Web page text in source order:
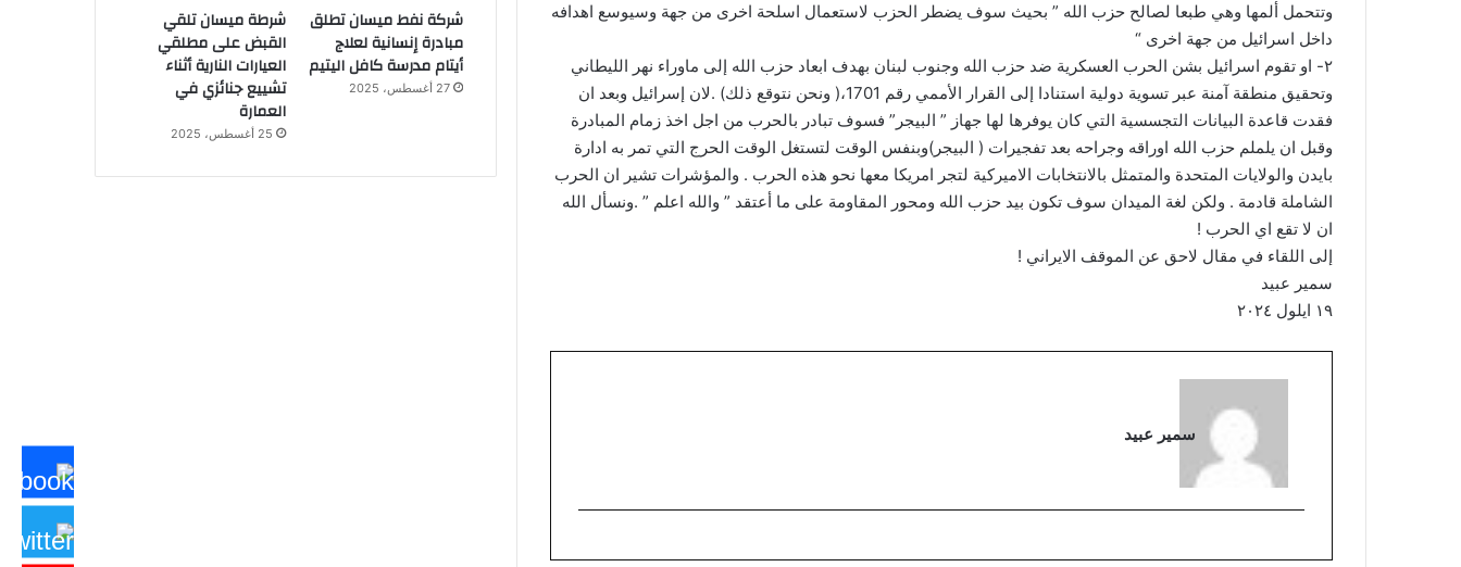
وتتحمل ألمها وهي طبعا لصالح حزب الله ” بحيث سوف يضطر الحزب لاستعمال اسلحة اخرى من جهة وسيوسع اهدافه
داخل اسرائيل من جهة اخرى “
٢- او تقوم اسرائيل بشن الحرب العسكرية ضد حزب الله وجنوب لبنان بهدف ابعاد حزب الله إلى ماوراء نهر الليطاني
وتحقيق منطقة آمنة عبر تسوية دولية استنادا إلى القرار الأممي رقم 1701،( ونحن نتوقع ذلك) .لان إسرائيل وبعد ان
فقدت قاعدة البيانات التجسسية التي كان يوفرها لها جهاز ” البيجر” فسوف تبادر بالحرب من اجل اخذ زمام المبادرة
وقبل ان يلملم حزب الله اوراقه وجراحه بعد تفجيرات ( البيجر)وبنفس الوقت لتستغل الوقت الحرج التي تمر به ادارة
بايدن والولايات المتحدة والمتمثل بالانتخابات الاميركية لتجر امريكا معها نحو هذه الحرب . والمؤشرات تشير ان الحرب
الشاملة قادمة . ولكن لغة الميدان سوف تكون بيد حزب الله ومحور المقاومة على ما أعتقد ” والله اعلم ” .ونسأل الله
ان لا تقع اي الحرب !
إلى اللقاء في مقال لاحق عن الموقف الايراني !
سمير عبيد
١٩ ايلول ٢٠٢٤
سمير عبيد
شركة نفط ميسان تطلق
مبادرة إنسانية لعلاج
أيتام مدرسة كافل اليتيم
27 أغسطس، 2025
شرطة ميسان تلقي
القبض على مطلقي
العيارات النارية أثناء
تشييع جنائزي في
العمارة
25 أغسطس، 2025